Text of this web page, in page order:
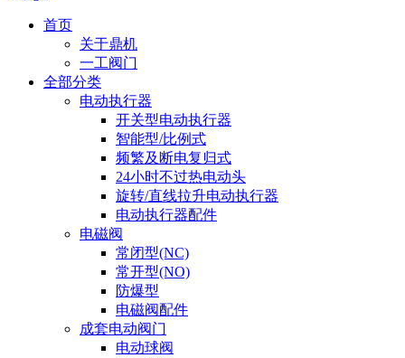
首页
关于鼎机
一工阀门
全部分类
电动执行器
开关型电动执行器
智能型/比例式
频繁及断电复归式
24小时不过热电动头
旋转/直线拉升电动执行器
电动执行器配件
电磁阀
常闭型(NC)
常开型(NO)
防爆型
电磁阀配件
成套电动阀门
电动球阀